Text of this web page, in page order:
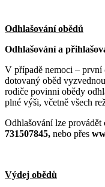
Odhlašování obědů
Odhlašování a
V případě nemoci – první
dotovaný oběd
rodiče povinni obědy
plné výši, včetně všech
Odhlašování lze
731507845, nebo přes
Výdej obědů